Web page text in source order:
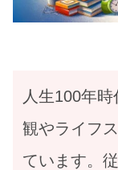
人生100年
観やライフ
ています。